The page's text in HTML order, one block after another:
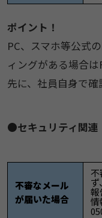
ポイント！
PC、スマホ等公式
ィングがある場合
先に、社員自身で確
●セキュリティ関連
不審なメール
が届いた場合
報